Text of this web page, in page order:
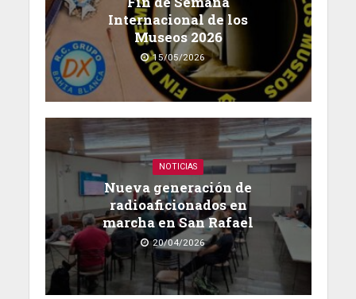
Internacional de los
Museos 2026
15/05/2026
NOTICIAS
Nueva generación de
radioaficionados en
marcha en San Rafael
20/04/2026